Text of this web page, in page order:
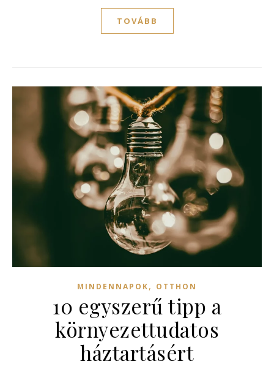
TOVÁBB
MINDENNAPOK, OTTHON
10 egyszerű tipp a
környezettudatos
háztartásért